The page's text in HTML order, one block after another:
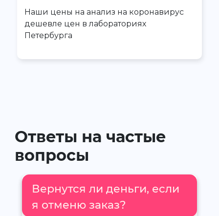
Наши цены на анализ на коронавирус
дешевле цен в лабораториях
Петербурга
Ответы на частые
вопросы
Вернутся ли деньги, если
я отменю заказ?